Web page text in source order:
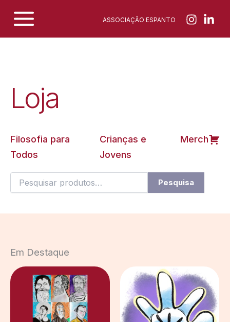
content
ASSOCIAÇÃO ESPANTO
Loja
Filosofia para
Todos
Crianças e
Jovens
Merch
por:
Pesquisa
Em Destaque